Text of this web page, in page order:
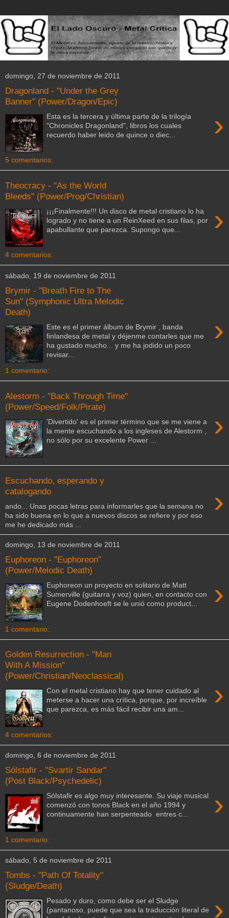
domingo, 27 de noviembre de 2011
Dragonland - "Under the Grey
Banner" (Power/Dragon/Epic)
›
Esta es la tercera y última parte de la trilogía
"Chronicles Dragonland", libros los cuales
recuerdo haber leido de quince o diec...
5 comentarios:
Theocracy - "As the World
Bleeds" (Power/Prog/Christian)
›
¡¡¡Finalmente!!! Un disco de metal cristiano lo ha
logrado y no tiene a un ReinXeed en sus filas, por
apabullante que parezca. Supongo que...
4 comentarios:
sábado, 19 de noviembre de 2011
Brymir - "Breath Fire to The
Sun" (Symphonic Ultra Melodic
Death)
›
Este es el primer álbum de Brymir , banda
finlandesa de metal y déjenme contarles que me
ha gustado mucho... y me ha jodido un poco
revisar...
1 comentario:
Alestorm - "Back Through Time"
(Power/Speed/Folk/Pirate)
›
'Divertido' es el primer término que se me viene a
la mente escuchando a los ingleses de Alestorm ,
no sólo por su excelente Power ...
Escuchando, esperando y
catalogando
›
ando... Unas pocas letras para informarles que la semana no
ha sido buena en lo que a nuevos discos se refiere y por eso
me he dedicado más ...
domingo, 13 de noviembre de 2011
Euphoreon - "Euphoreon"
(Power/Melodic Death)
›
Euphoreon un proyecto en solitario de Matt
Sumerville (guitarra y voz) quien, en contacto con
Eugene Dodenhoeft se le unió como product...
1 comentario:
Golden Resurrection - "Man
With A Mission"
(Power/Christian/Neoclassical)
›
Con el metal cristiano hay que tener cuidado al
meterse a hacer una crítica, porque, por increíble
que parezca, es más fácil recibir una am...
4 comentarios:
domingo, 6 de noviembre de 2011
Sólstafir - "Svartir Sandar"
(Post Black/Psychedelic)
›
Sólstafir es algo muy interesante. Su viaje musical
comenzó con tonos Black en el año 1994 y
continuamente han serpenteado entres c...
1 comentario:
sábado, 5 de noviembre de 2011
Tombs - "Path Of Totality"
(Sludge/Death)
›
Pesado y duro, como debe ser el Sludge
(pantanoso, puede que sea la traducción literal de